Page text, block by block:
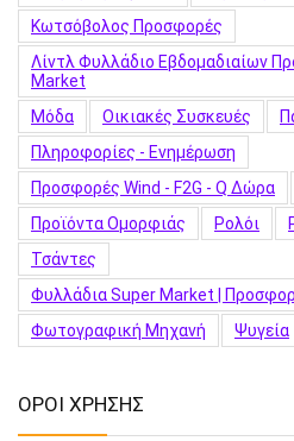
Κωτσόβολος Προσφορές
Λίντλ Φυλλάδιο Εβδομαδιαίων
Market
Μόδα
Οικιακές Συσκευές
Πληροφορίες - Ενημέρωση
Προσφορές Wind - F2G - Q Δώρα
Προϊόντα Ομορφιάς
Ρολόι
Τσάντες
Φυλλάδια Super Market |
Φωτογραφική Μηχανή
Ψυγεία
ΟΡΟΙ ΧΡΗΣΗΣ